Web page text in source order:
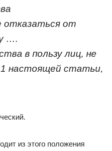
отказаться от
….
в пользу лиц, не
1 настоящей статьи,
из этого положения